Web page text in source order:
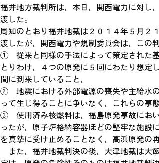
福井地方裁判所は，本日，関西電力に対し
渡した。
周知のとおり福井地裁は２０１４年５月２
渡したが，関西電力や規制委員会は，この
① 従来と同様の手法によって策定された基
とりわけ，４つの原発に５回にわたり想定
間に到来していること，
② 地震における外部電源の喪失や主給水
って生じ得ることに争いなく，これらの事
③ 使用済み核燃料は，福島原発事故にお
ったが，原子炉格納容器ほどの堅牢な施設
を真摯に受け止めることなく，高浜原発の
また，福井地裁判決の後，大津地裁は大